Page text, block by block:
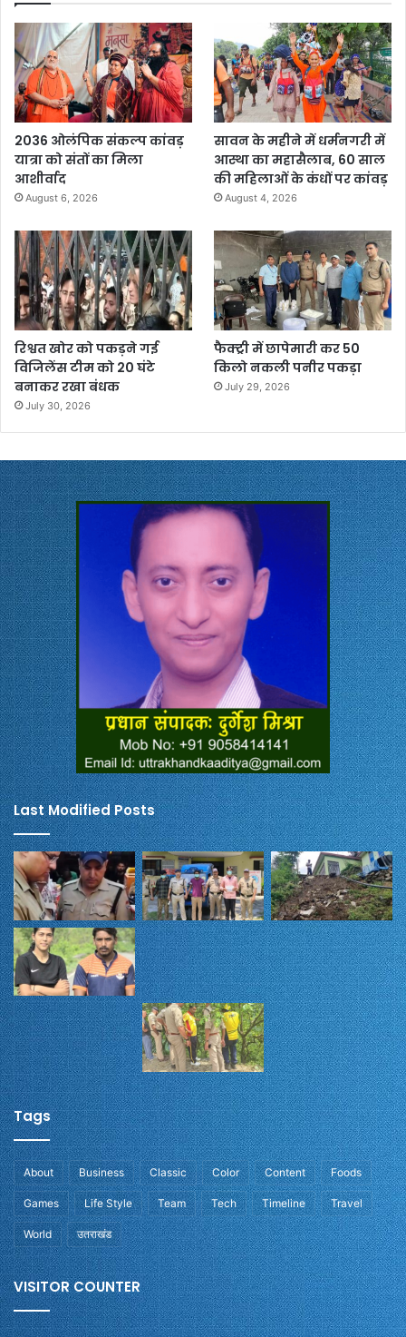
2036 ओलंपिक संकल्प कांवड़
यात्रा को संतों का मिला
आशीर्वाद
August 6, 2026
सावन के महीने में धर्मनगरी में
आस्था का महासैलाब, 60 साल
की महिलाओं के कंधों पर कांवड़
August 4, 2026
रिश्वत खोर को पकड़ने गई
विजिलेंस टीम को 20 घंटे
बनाकर रखा बंधक
July 30, 2026
फैक्ट्री में छापेमारी कर 50
किलो नकली पनीर पकड़ा
July 29, 2026
Last Modified Posts
Tags
About Business Classic Color Content Foods
Games Life Style Team Tech Timeline Travel
World उतराखंड
VISITOR COUNTER